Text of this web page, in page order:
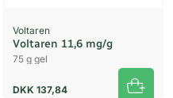
Voltaren
Voltaren 11,6 mg/g
75 g gel
DKK 137,84